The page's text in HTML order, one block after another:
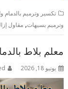
تكسير وترميم بالدمام
وترميم بسيهات,مقاول
معلم بلاط بالدمام
يونيو 18, 2026